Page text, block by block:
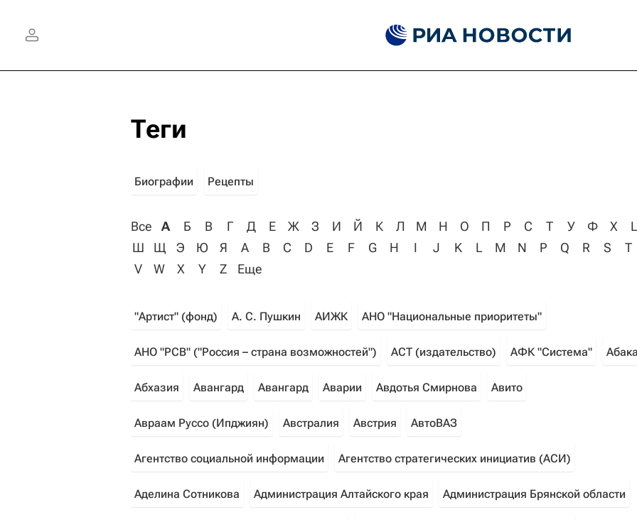
Теги
Биографии Рецепты
Все А Б В Г Д Е Ж З И Й К Л М Н О П Р С Т У Ф Х
Ш
Щ Э Ю Я A B C D E F G H I J K L M N P Q R S
T
V
W X Y Z Еще
"Артист" (фонд) А. С. Пушкин АИЖК АНО "Национальные приоритеты"
АНО "РСВ" ("Россия – страна возможностей") АСТ (издательство) АФК "Система"
Абхазия Авангард Авангард Аварии Авдотья Смирнова Авито
Авраам Руссо (Ипджиян) Австралия Австрия АвтоВАЗ
Агентство социальной информации Агентство стратегических инициатив (АСИ)
Аделина Сотникова Администрация Алтайского края Администрация Брянской области